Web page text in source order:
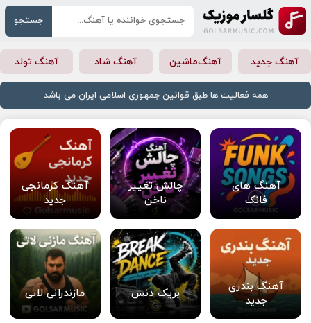
جستجو
آهنگ جدید آهنگ‌ماشین آهنگ شاد آهنگ تولد
همه فعالیت ها طبق قوانین جمهوری اسلامی ایران می باشد
آهنگ های
فانک
چالش تغییر
ناخن
آهنگ کرمانجی
جدید
آهنگ بندری
جدید
بریک دنس مازندرانی لاتی